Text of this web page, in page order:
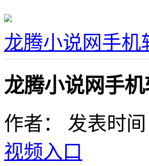
龙腾小说网手机
龙腾小说网手
作者：
发表时间
视频入口